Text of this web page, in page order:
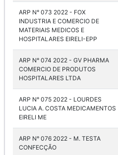
ARP N° 073 2022 - FOX
INDUSTRIA E COMERCIO DE
MATERIAIS MEDICOS E
HOSPITALARES EIRELI-EPP
ARP N° 074 2022 - GV PHARMA
COMERCIO DE PRODUTOS
HOSPITALARES LTDA
ARP N° 075 2022 - LOURDES
LUCIA A. COSTA MEDICAMENTOS
EIRELI ME
ARP N° 076 2022 - M. TESTA
CONFECÇÃO